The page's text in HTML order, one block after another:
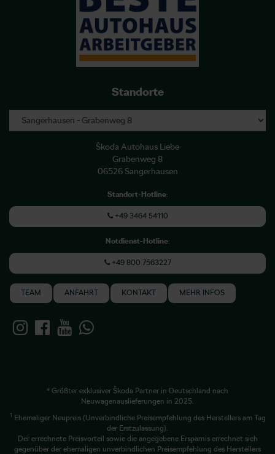
Standorte
Škoda Autohaus Liebe
Grabenweg 8
06526 Sangerhausen
Standort-Hotline:
+49 3464 54110
Notdienst-Hotline:
+49 800 7563227
TEAM ANFAHRT KONTAKT MEHR INFOS
* Größter exklusiver Škoda Partner in Deutschland nach
Neuwagenauslieferungen in 2025.
1
Ehemaliger Neupreis (Unverbindliche Preisempfehlung des Herstellers am Tag
der Erstzulassung).
Der errechnete Preisvorteil sowie die angegebene Ersparnis errechnet sich
gegenüber der ehemaligen unverbindlichen Preisempfehlung des Herstellers